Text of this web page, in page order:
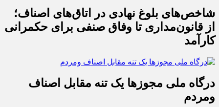
شاخص‌های بلوغ نهادی در اتاق‌های اصناف؛
از قانون‌مداری تا وفاق صنفی برای حکمرانی
کارآمد
درگاه ملی مجوزها یک تنه مقابل اصناف
ومردم